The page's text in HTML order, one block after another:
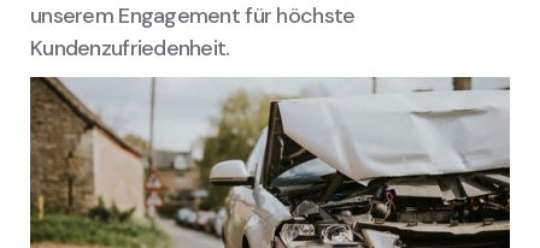
unserem Engagement für höchste
Kundenzufriedenheit.